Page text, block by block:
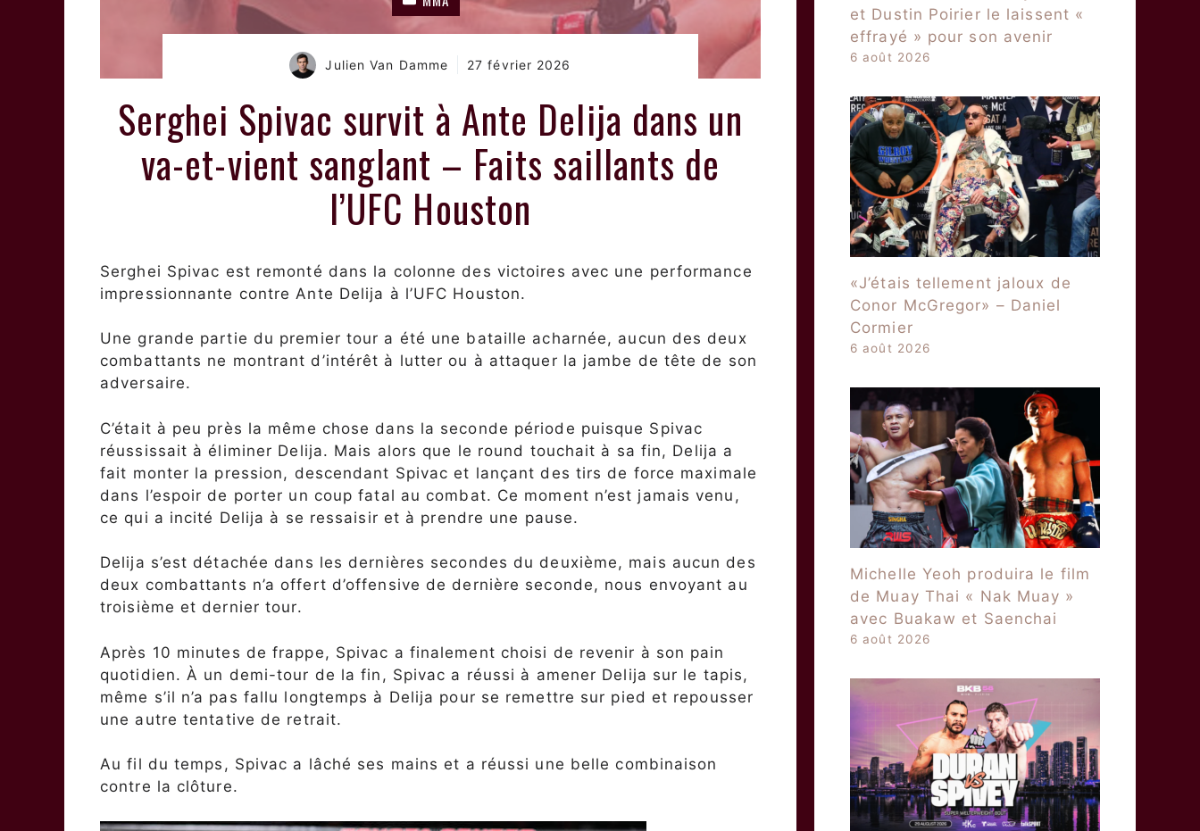
Julien Van Damme 27 février 2026
Serghei Spivac survit à Ante Delija dans un
va-et-vient sanglant – Faits saillants de
l’UFC Houston
Serghei Spivac est remonté dans la colonne des victoires avec une performance
impressionnante contre Ante Delija à l’UFC Houston.
Une grande partie du premier tour a été une bataille acharnée, aucun des deux
combattants ne montrant d’intérêt à lutter ou à attaquer la jambe de tête de son
adversaire.
C’était à peu près la même chose dans la seconde période puisque Spivac
réussissait à éliminer Delija. Mais alors que le round touchait à sa fin, Delija a
fait monter la pression, descendant Spivac et lançant des tirs de force maximale
dans l’espoir de porter un coup fatal au combat. Ce moment n’est jamais venu,
ce qui a incité Delija à se ressaisir et à prendre une pause.
Delija s’est détachée dans les dernières secondes du deuxième, mais aucun des
deux combattants n’a offert d’offensive de dernière seconde, nous envoyant au
troisième et dernier tour.
Après 10 minutes de frappe, Spivac a finalement choisi de revenir à son pain
quotidien. À un demi-tour de la fin, Spivac a réussi à amener Delija sur le tapis,
même s’il n’a pas fallu longtemps à Delija pour se remettre sur pied et repousser
une autre tentative de retrait.
Au fil du temps, Spivac a lâché ses mains et a réussi une belle combinaison
contre la clôture.
et Dustin Poirier le laissent «
effrayé » pour son avenir
6 août 2026
«J’étais tellement jaloux de
Conor McGregor» – Daniel
Cormier
6 août 2026
Michelle Yeoh produira le film
de Muay Thai « Nak Muay »
avec Buakaw et Saenchai
6 août 2026